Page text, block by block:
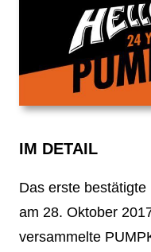
IM DETAIL
Das erste
am 28. Oktober
versammelte